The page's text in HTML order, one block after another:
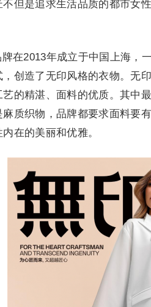
但是追求生活品质的都市女
在2013年成立于中国上海，
创造了无印风格的衣物。无
艺的精湛、面料的优质。其中
质织物，品牌都要求面料要
在的美丽和优雅。